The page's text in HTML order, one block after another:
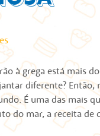
à grega está mais
diferente?
É uma das mais
do mar, a receita de